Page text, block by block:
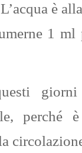
è
1
perché